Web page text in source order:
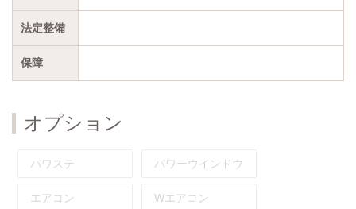
法定整備
保障
オプション
パワステ パワーウインドウ
エアコン Wエアコン